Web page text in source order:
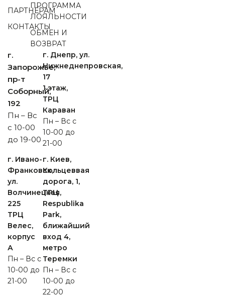
г.
Запорожье,
пр-т
Cоборный,
192
Пн – Вс
с 10-00
до 19-00
г. Днепр, ул.
Нижнеднепровская,
17
1 этаж,
ТРЦ
Караван
Пн – Вс с
10-00 до
21-00
г. Ивано-
Франковск,
ул.
Волчинецкая,
225
ТРЦ
Велес,
корпус
А
Пн – Вс с
10-00 до
21-00
г. Киев,
Кольцеввая
дорога, 1,
ТРЦ
Respublika
Park,
ближайший
вход 4,
метро
Теремки
Пн – Вс с
10-00 до
22-00
ПАРТНЕРАМ
КОНТАКТЫ
ПРОГРАММА
ЛОЯЛЬНОСТИ
ОБМЕН И
ВОЗВРАТ